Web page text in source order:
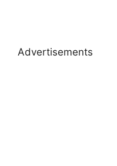
Advertisements